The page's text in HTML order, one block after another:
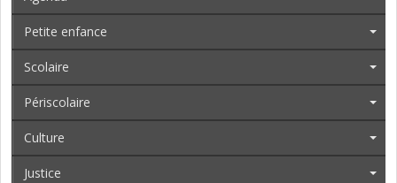
Petite enfance
Scolaire
Périscolaire
Culture
Justice